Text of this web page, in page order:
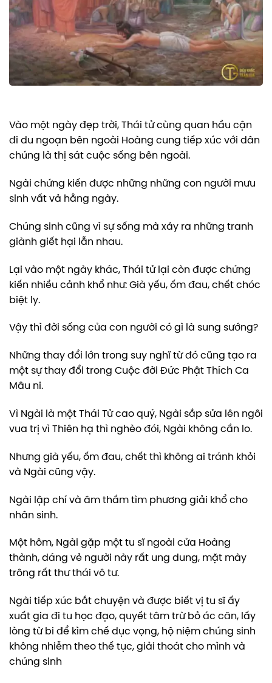
Vào một ngày đẹp trời, Thái tử cùng quan hầu cận
đi du ngoạn bên ngoài Hoàng cung tiếp xúc với dân
chúng là thị sát cuộc sống bên ngoài.
Ngài chứng kiến được những những con người mưu
sinh vất vả hằng ngày.
Chúng sinh cũng vì sự sống mà xảy ra những tranh
giành giết hại lẫn nhau.
Lại vào một ngày khác, Thái tử lại còn được chứng
kiến nhiều cảnh khổ như: Già yếu, ốm đau, chết chóc
biệt ly.
Vậy thì đời sống của con người có gì là sung sướng?
Những thay đổi lớn trong suy nghĩ từ đó cũng tạo ra
một sự thay đổi trong Cuộc đời Đức Phật Thích Ca
Mâu ni.
Vì Ngài là một Thái Tử cao quý, Ngài sắp sửa lên ngôi
vua trị vì Thiên hạ thì nghèo đói, Ngài không cần lo.
Nhưng già yếu, ốm đau, chết thì không ai tránh khỏi
và Ngài cũng vậy.
Ngài lập chí và âm thầm tìm phương giải khổ cho
nhân sinh.
Một hôm, Ngài gặp một tu sĩ ngoài cửa Hoàng
thành, dáng vẻ người này rất ung dung, mặt mày
trông rất thư thái vô tư.
Ngài tiếp xúc bắt chuyện và được biết vị tu sĩ ấy
xuất gia đi tu học đạo, quyết tâm trừ bỏ ác căn, lấy
lòng từ bi để kìm chế dục vọng, hộ niệm chúng sinh
không nhiễm theo thế tục, giải thoát cho mình và
chúng sinh